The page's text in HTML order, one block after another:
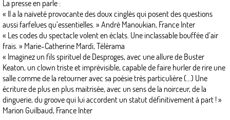
La presse en parle :
« Il a la naïveté provocante des doux cinglés qui posent des questions
aussi farfelues qu’essentielles. » André Manoukian, France Inter
« Les codes du spectacle volent en éclats. Une inclassable bouffée d’air
frais. » Marie-Catherine Mardi, Télérama
« Imaginez un fils spirituel de Desproges, avec une allure de Buster
Keaton, un clown triste et imprévisible, capable de faire hurler de rire une
salle comme de la retourner avec sa poésie très particulière (…) Une
écriture de plus en plus maitrisée, avec un sens de la noirceur, de la
dinguerie, du groove qui lui accordent un statut définitivement à part ! »
Marion Guilbaud, France Inter